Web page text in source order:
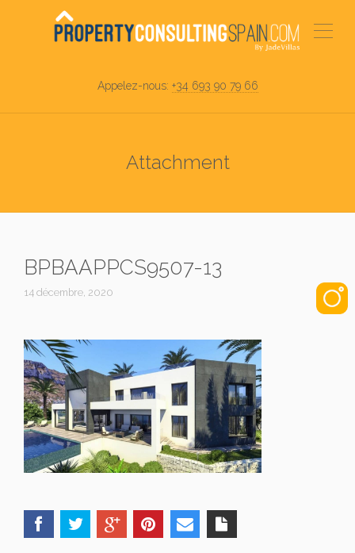
Appelez-nous: +34 693 90 79 66
Attachment
BPBAAPPCS9507-13
14 décembre, 2020